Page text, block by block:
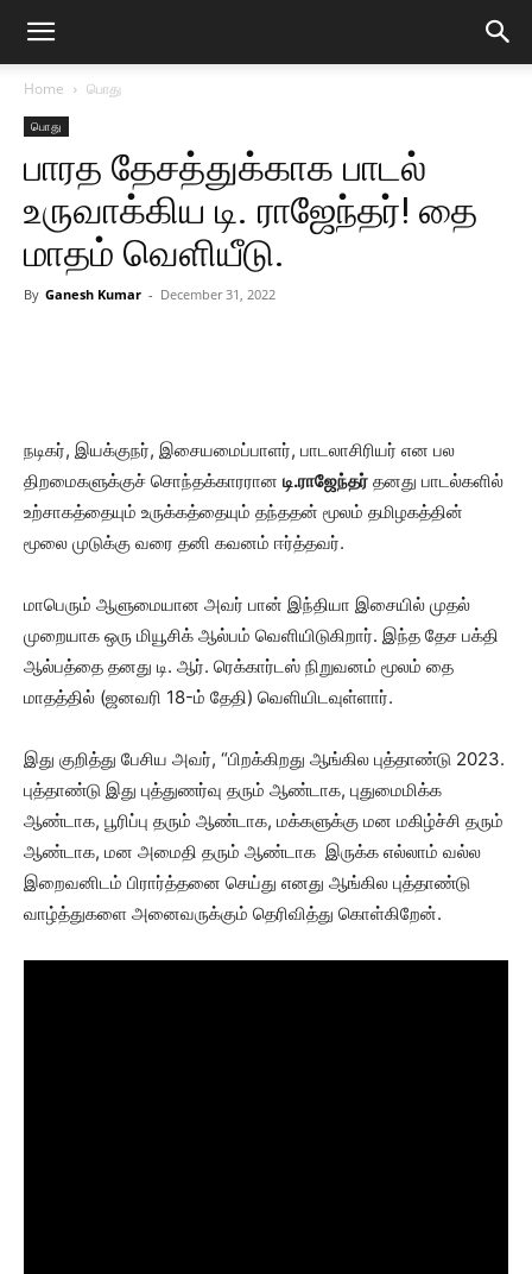
Home பொது
பொது
பாரத தேசத்துக்காக பாடல்
உருவாக்கிய டி. ராஜேந்தர்! தை
மாதம் வெளியீடு.
By Ganesh Kumar - December 31, 2022
நடிகர், இயக்குநர், இசையமைப்பாளர், பாடலாசிரியர் என பல
திறமைகளுக்குச் சொந்தக்காரரான டி.ராஜேந்தர் தனது பாடல்களில்
உற்சாகத்தையும் உருக்கத்தையும் தந்ததன் மூலம் தமிழகத்தின்
மூலை முடுக்கு வரை தனி கவனம் ஈர்த்தவர்.
மாபெரும் ஆளுமையான அவர் பான் இந்தியா இசையில் முதல்
முறையாக ஒரு மியூசிக் ஆல்பம் வெளியிடுகிறார். இந்த தேச பக்தி
ஆல்பத்தை தனது டி. ஆர். ரெக்கார்டஸ் நிறுவனம் மூலம் தை
மாதத்தில் (ஜனவரி 18-ம் தேதி) வெளியிடவுள்ளார்.
இது குறித்து பேசிய அவர், “பிறக்கிறது ஆங்கில புத்தாண்டு 2023.
புத்தாண்டு இது புத்துணர்வு தரும் ஆண்டாக, புதுமைமிக்க
ஆண்டாக, பூரிப்பு தரும் ஆண்டாக, மக்களுக்கு மன மகிழ்ச்சி தரும்
ஆண்டாக, மன அமைதி தரும் ஆண்டாக இருக்க எல்லாம் வல்ல
இறைவனிடம் பிரார்த்தனை செய்து எனது ஆங்கில புத்தாண்டு
வாழ்த்துகளை அனைவருக்கும் தெரிவித்து கொள்கிறேன்.